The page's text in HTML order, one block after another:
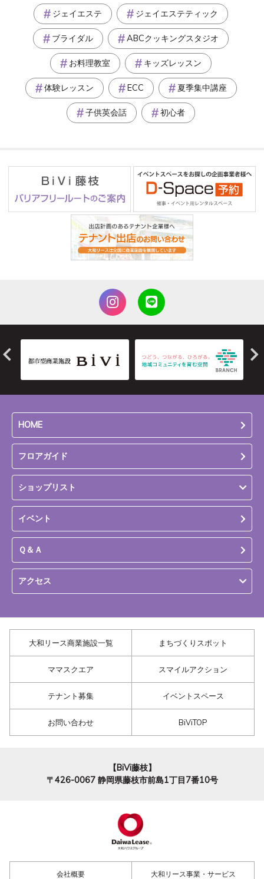
ジェイエステ ジェイエステティック
ブライダル ABCクッキングスタジオ
お料理教室 キッズレッスン
体験レッスン ECC 夏季集中講座
子供英会話 初心者
HOME
フロアガイド
ショップリスト
イベント
Ｑ＆Ａ
アクセス
大和リース商業施設一覧 まちづくりスポット
ママスクエア スマイルアクション
テナント募集 イベントスペース
お問い合わせ BiViTOP
【BiVi藤枝】
〒426-0067 静岡県藤枝市前島1丁目7番10号
会社概要 大和リース事業・サービス